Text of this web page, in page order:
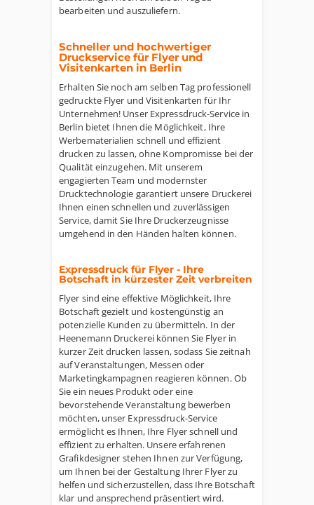
bearbeiten und auszuliefern.
Schneller und hochwertiger
Druckservice für Flyer und
Visitenkarten in Berlin
Erhalten Sie noch am selben Tag professionell
gedruckte Flyer und Visitenkarten für Ihr
Unternehmen! Unser Expressdruck-Service in
Berlin bietet Ihnen die Möglichkeit, Ihre
Werbematerialien schnell und effizient
drucken zu lassen, ohne Kompromisse bei der
Qualität einzugehen. Mit unserem
engagierten Team und modernster
Drucktechnologie garantiert unsere Druckerei
Ihnen einen schnellen und zuverlässigen
Service, damit Sie Ihre Druckerzeugnisse
umgehend in den Händen halten können.
Expressdruck für Flyer - Ihre
Botschaft in kürzester Zeit verbreiten
Flyer sind eine effektive Möglichkeit, Ihre
Botschaft gezielt und kostengünstig an
potenzielle Kunden zu übermitteln. In der
Heenemann Druckerei können Sie Flyer in
kurzer Zeit drucken lassen, sodass Sie zeitnah
auf Veranstaltungen, Messen oder
Marketingkampagnen reagieren können. Ob
Sie ein neues Produkt oder eine
bevorstehende Veranstaltung bewerben
möchten, unser Expressdruck-Service
ermöglicht es Ihnen, Ihre Flyer schnell und
effizient zu erhalten. Unsere erfahrenen
Grafikdesigner stehen Ihnen zur Verfügung,
um Ihnen bei der Gestaltung Ihrer Flyer zu
helfen und sicherzustellen, dass Ihre Botschaft
klar und ansprechend präsentiert wird.